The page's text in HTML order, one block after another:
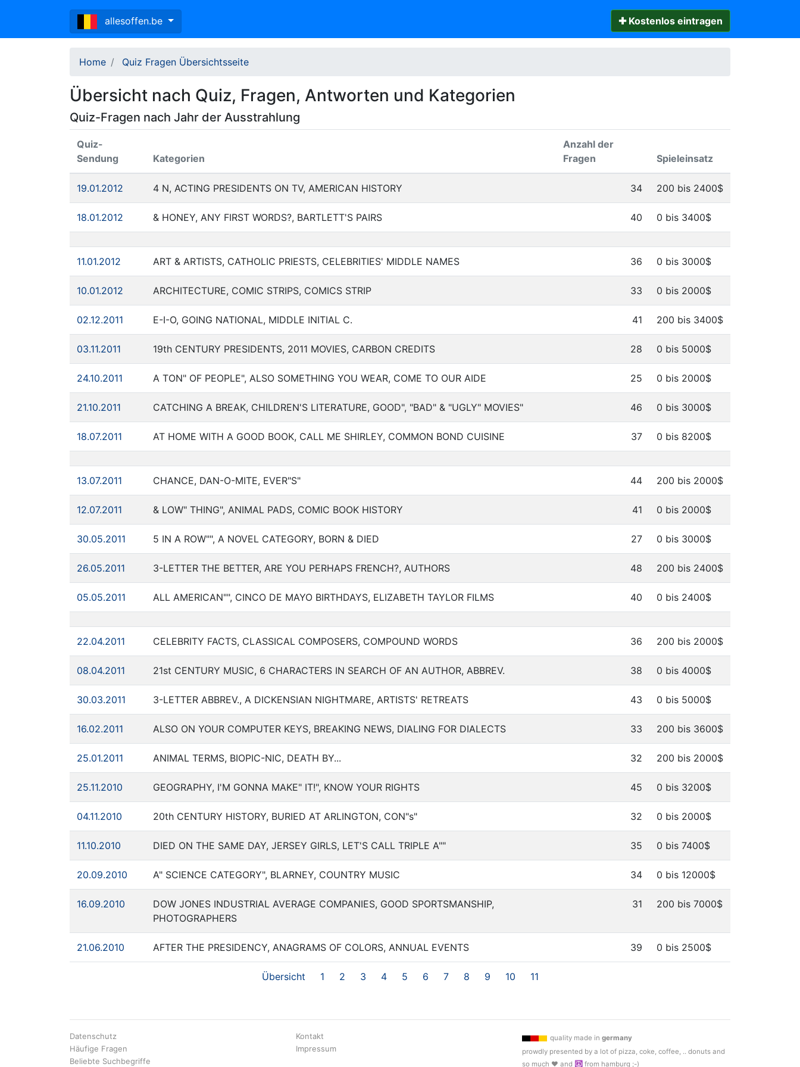
allesoffen.be ✚ Kostenlos eintragen
Home Quiz Fragen Übersichtsseite
Übersicht nach Quiz, Fragen, Antworten und Kategorien
Quiz-Fragen nach Jahr der Ausstrahlung
Quiz-
Sendung
Kategorien
Anzahl der
Fragen
Spieleinsatz
19.01.2012 4 N, ACTING PRESIDENTS ON TV, AMERICAN HISTORY 34 200 bis 2400$
18.01.2012 & HONEY, ANY FIRST WORDS?, BARTLETT'S PAIRS 40 0 bis 3400$
11.01.2012 ART & ARTISTS, CATHOLIC PRIESTS, CELEBRITIES' MIDDLE NAMES 36 0 bis 3000$
10.01.2012 ARCHITECTURE, COMIC STRIPS, COMICS STRIP 33 0 bis 2000$
02.12.2011 E-I-O, GOING NATIONAL, MIDDLE INITIAL C. 41 200 bis 3400$
03.11.2011 19th CENTURY PRESIDENTS, 2011 MOVIES, CARBON CREDITS 28 0 bis 5000$
24.10.2011 A TON" OF PEOPLE", ALSO SOMETHING YOU WEAR, COME TO OUR AIDE 25 0 bis 2000$
21.10.2011 CATCHING A BREAK, CHILDREN'S LITERATURE, GOOD", "BAD" & "UGLY" MOVIES" 46 0 bis 3000$
18.07.2011 AT HOME WITH A GOOD BOOK, CALL ME SHIRLEY, COMMON BOND CUISINE 37 0 bis 8200$
13.07.2011 CHANCE, DAN-O-MITE, EVER"S" 44 200 bis 2000$
12.07.2011 & LOW" THING", ANIMAL PADS, COMIC BOOK HISTORY 41 0 bis 2000$
30.05.2011 5 IN A ROW"", A NOVEL CATEGORY, BORN & DIED 27 0 bis 3000$
26.05.2011 3-LETTER THE BETTER, ARE YOU PERHAPS FRENCH?, AUTHORS 48 200 bis 2400$
05.05.2011 ALL AMERICAN"", CINCO DE MAYO BIRTHDAYS, ELIZABETH TAYLOR FILMS 40 0 bis 2400$
22.04.2011 CELEBRITY FACTS, CLASSICAL COMPOSERS, COMPOUND WORDS 36 200 bis 2000$
08.04.2011 21st CENTURY MUSIC, 6 CHARACTERS IN SEARCH OF AN AUTHOR, ABBREV. 38 0 bis 4000$
30.03.2011 3-LETTER ABBREV., A DICKENSIAN NIGHTMARE, ARTISTS' RETREATS 43 0 bis 5000$
16.02.2011 ALSO ON YOUR COMPUTER KEYS, BREAKING NEWS, DIALING FOR DIALECTS 33 200 bis 3600$
25.01.2011 ANIMAL TERMS, BIOPIC-NIC, DEATH BY... 32 200 bis 2000$
25.11.2010 GEOGRAPHY, I'M GONNA MAKE" IT!", KNOW YOUR RIGHTS 45 0 bis 3200$
04.11.2010 20th CENTURY HISTORY, BURIED AT ARLINGTON, CON"s" 32 0 bis 2000$
11.10.2010 DIED ON THE SAME DAY, JERSEY GIRLS, LET'S CALL TRIPLE A"" 35 0 bis 7400$
20.09.2010 A" SCIENCE CATEGORY", BLARNEY, COUNTRY MUSIC 34 0 bis 12000$
16.09.2010
DOW JONES INDUSTRIAL AVERAGE COMPANIES, GOOD SPORTSMANSHIP,
PHOTOGRAPHERS
31 200 bis 7000$
21.06.2010 AFTER THE PRESIDENCY, ANAGRAMS OF COLORS, ANNUAL EVENTS 39 0 bis 2500$
Übersicht 1 2 3 4 5 6 7 8 9 10 11
Datenschutz
Häufige Fragen
Beliebte Suchbegriffe
Kontakt
Impressum
quality made in germany
prowdly presented by a lot of pizza, coke, coffee, .. donuts and
so much ♥ and ☮ from hamburg ;-)